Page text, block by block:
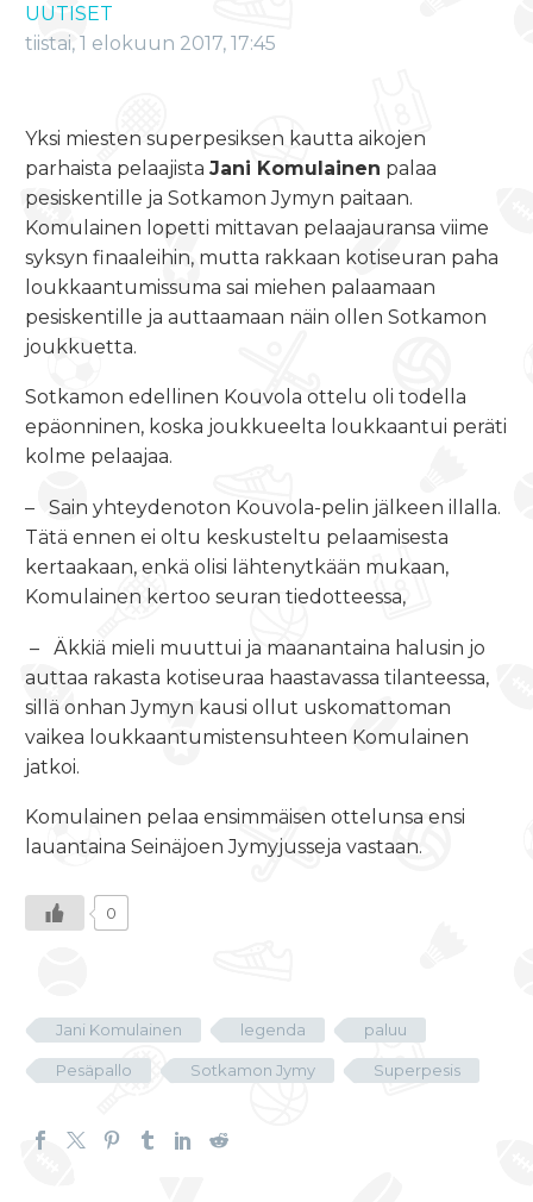
UUTISET
tiistai, 1 elokuun 2017, 17:45
Yksi miesten superpesiksen kautta aikojen
parhaista pelaajista Jani Komulainen palaa
pesiskentille ja Sotkamon Jymyn paitaan.
Komulainen lopetti mittavan pelaajauransa viime
syksyn finaaleihin, mutta rakkaan kotiseuran paha
loukkaantumissuma sai miehen palaamaan
pesiskentille ja auttaamaan näin ollen Sotkamon
joukkuetta.
Sotkamon edellinen Kouvola ottelu oli todella
epäonninen, koska joukkueelta loukkaantui peräti
kolme pelaajaa.
– Sain yhteydenoton Kouvola-pelin jälkeen illalla.
Tätä ennen ei oltu keskusteltu pelaamisesta
kertaakaan, enkä olisi lähtenytkään mukaan,
Komulainen kertoo seuran tiedotteessa,
– Äkkiä mieli muuttui ja maanantaina halusin jo
auttaa rakasta kotiseuraa haastavassa tilanteessa,
sillä onhan Jymyn kausi ollut uskomattoman
vaikea loukkaantumistensuhteen Komulainen
jatkoi.
Komulainen pelaa ensimmäisen ottelunsa ensi
lauantaina Seinäjoen Jymyjusseja vastaan.
0
Jani Komulainen legenda paluu
Pesäpallo Sotkamon Jymy Superpesis